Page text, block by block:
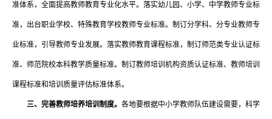
准体系，全面提高教师教育专业化水平。落实幼儿园、小学、中学教师专业标
准，出台职业学校、特殊教育学校教师专业标准。制订分学科、分专业教师专
业标准，引导教师专业发展。落实教师教育课程标准，制订师范类专业认证标
准、师范院校本科教学质量标准。制订教师培训机构资质认证标准、教师培训
课程标准和培训质量评估标准体系。
三、完善教师培养培训制度。 各地要根据中小学教师队伍建设需要，科学